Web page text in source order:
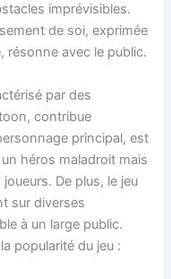
imprévisibles.
de soi, exprimée
résonne avec le public.
par des
contribue
principal, est
héros maladroit mais
De plus, le jeu
sur diverses
à un large public.
popularité du jeu :